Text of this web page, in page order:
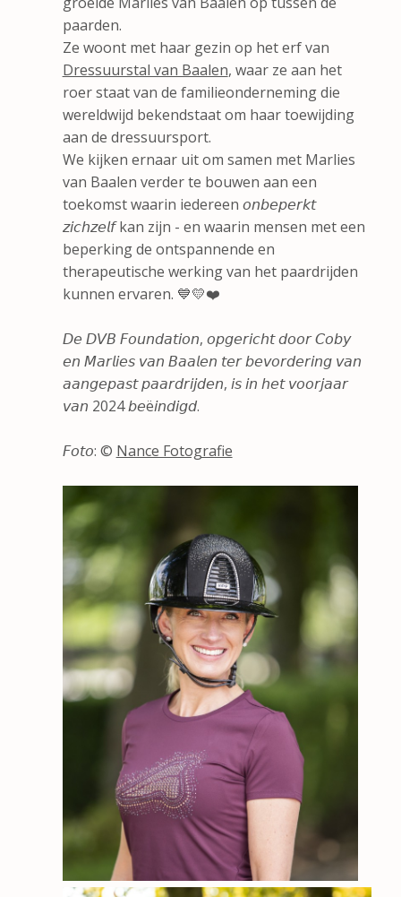
paarden.
Ze woont met haar gezin op het erf van
Dressuurstal van Baalen, waar ze aan het
roer staat van de familieonderneming die
wereldwijd bekendstaat om haar toewijding
aan de dressuursport.
We kijken ernaar uit om samen met Marlies
van Baalen verder te bouwen aan een
toekomst waarin iedereen 𝘰𝘯𝘣𝘦𝘱𝘦𝘳𝘬𝘵
𝘻𝘪𝘤𝘩𝘻𝘦𝘭𝘧 kan zijn - en waarin mensen met een
beperking de ontspannende en
therapeutische werking van het paardrijden
kunnen ervaren. 💙💛❤️
𝘋𝘦 𝘋𝘝𝘉 𝘍𝘰𝘶𝘯𝘥𝘢𝘵𝘪𝘰𝘯, 𝘰𝘱𝘨𝘦𝘳𝘪𝘤𝘩𝘵 𝘥𝘰𝘰𝘳 𝘊𝘰𝘣𝘺
𝘦𝘯 𝘔𝘢𝘳𝘭𝘪𝘦𝘴 𝘷𝘢𝘯 𝘉𝘢𝘢𝘭𝘦𝘯 𝘵𝘦𝘳 𝘣𝘦𝘷𝘰𝘳𝘥𝘦𝘳𝘪𝘯𝘨 𝘷𝘢𝘯
𝘢𝘢𝘯𝘨𝘦𝘱𝘢𝘴𝘵 𝘱𝘢𝘢𝘳𝘥𝘳𝘪𝘫𝘥𝘦𝘯, 𝘪𝘴 𝘪𝘯 𝘩𝘦𝘵 𝘷𝘰𝘰𝘳𝘫𝘢𝘢𝘳
𝘷𝘢𝘯 2024 𝘣𝘦ë𝘪𝘯𝘥𝘪𝘨𝘥.
𝘍𝘰𝘵𝘰: © Nance Fotografie